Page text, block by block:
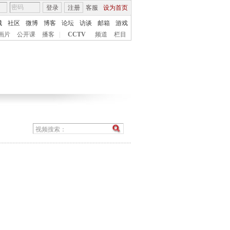
客服 设为首页
登录 注册
社区 微博 博客 论坛 访谈 邮箱
游戏
片 公开课 播客 CCTV 频道 栏目